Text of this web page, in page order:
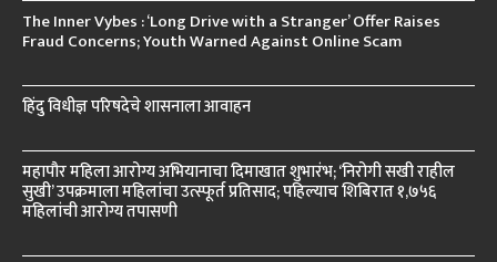
The Inner Vybes : ‘Long Drive with a Stranger’ Offer Raises
Fraud Concerns; Youth Warned Against Online Scam
हिंदु विधीज्ञ परिषदेचे शासनाला आवाहन
महापौर महिला आरोग्य अभियानाचा दिमाखात शुभारंभ; ‘निरोगी सखी राहील
सुखी’ उपक्रमाला महिलांचा उत्स्फूर्त प्रतिसाद; पहिल्याच शिबिरात १,७५६
महिलांची आरोग्य तपासणी